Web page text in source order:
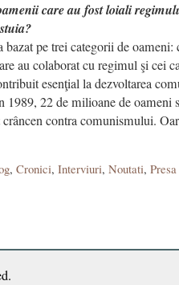
care au fost loiali
pe trei categorii de oameni:
au colaborat cu regimul şi cei
esenţial la dezvoltarea
1989, 22 de milioane de oameni
contra comunismului.
, Cronici, Interviuri, Noutati, Presa